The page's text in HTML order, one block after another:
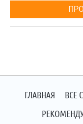
записям
ГЛАВНАЯ ВСЕ